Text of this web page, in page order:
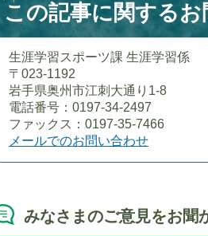
この記事に関する
生涯学習スポーツ課 生涯学習係
〒023-1192
岩手県奥州市江刺大通り1-8
電話番号：0197-34-2497
ファックス：0197-35-7466
メールでのお問い合わせ
みなさまのご意見をお聞